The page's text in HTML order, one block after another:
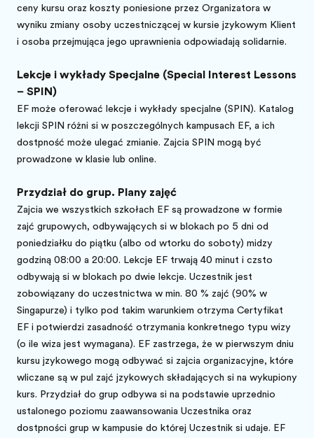
ceny kursu oraz koszty poniesione przez Organizatora w
wyniku zmiany osoby uczestniczącej w kursie językowym Klient
i osoba przejmująca jego uprawnienia odpowiadają solidarnie.
Lekcje i wykłady Specjalne (Special Interest Lessons
– SPIN)
EF może oferować lekcje i wykłady specjalne (SPIN). Katalog
lekcji SPIN różni się w poszczególnych kampusach EF, a ich
dostępność może ulegać zmianie. Zajęcia SPIN mogą być
prowadzone w klasie lub online.
Przydział do grup. Plany zajęć
Zajęcia we wszystkich szkołach EF są prowadzone w formie
zajęć grupowych, odbywających się w blokach po 5 dni od
poniedziałku do piątku (albo od wtorku do soboty) między
godziną 08:00 a 20:00. Lekcje EF trwają 40 minut i często
odbywają się w blokach po dwie lekcje. Uczestnik jest
zobowiązany do uczestnictwa w min. 80 % zajęć (90% w
Singapurze) i tylko pod takim warunkiem otrzyma Certyfikat
EF i potwierdzi zasadność otrzymania konkretnego typu wizy
(o ile wiza jest wymagana). EF zastrzega, że w pierwszym dniu
kursu językowego mogą odbywać się zajęcia organizacyjne, które
wliczane są w pulę zajęć językowych składających się na wykupiony
kurs. Przydział do grup odbywa się na podstawie uprzednio
ustalonego poziomu zaawansowania Uczestnika oraz
dostępności grup w kampusie do której Uczestnik się udaje. EF